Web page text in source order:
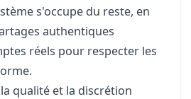
s'occupe du reste, en
authentiques
réels pour respecter les
qualité et la discrétion